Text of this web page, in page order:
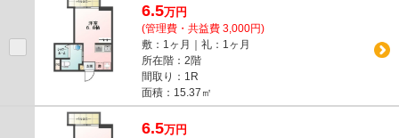
6.5万円
(管理費・共益費 3,000円)
敷：1ヶ月｜礼：1ヶ月
所在階：2階
間取り：1R
面積：15.37㎡
6.5万円